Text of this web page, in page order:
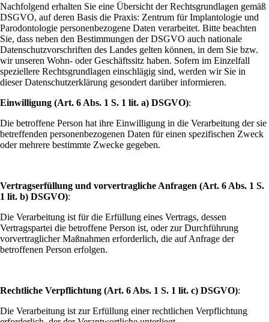
Nachfolgend erhalten Sie eine Übersicht der Rechtsgrundlagen gemäß
DSGVO, auf deren Basis die Praxis: Zentrum für Implantologie und
Parodontologie personenbezogene Daten verarbeitet. Bitte beachten
Sie, dass neben den Bestimmungen der DSGVO auch nationale
Datenschutzvorschriften des Landes gelten können, in dem Sie bzw.
wir unseren Wohn- oder Geschäftssitz haben. Sofern im Einzelfall
speziellere Rechtsgrundlagen einschlägig sind, werden wir Sie in
dieser Datenschutzerklärung gesondert darüber informieren.
Einwilligung (Art. 6 Abs. 1 S. 1 lit. a) DSGVO):
Die betroffene Person hat ihre Einwilligung in die Verarbeitung der sie
betreffenden personenbezogenen Daten für einen spezifischen Zweck
oder mehrere bestimmte Zwecke gegeben.
Vertragserfüllung und vorvertragliche Anfragen (Art. 6 Abs. 1 S.
1 lit. b) DSGVO):
Die Verarbeitung ist für die Erfüllung eines Vertrags, dessen
Vertragspartei die betroffene Person ist, oder zur Durchführung
vorvertraglicher Maßnahmen erforderlich, die auf Anfrage der
betroffenen Person erfolgen.
Rechtliche Verpflichtung (Art. 6 Abs. 1 S. 1 lit. c) DSGVO):
Die Verarbeitung ist zur Erfüllung einer rechtlichen Verpflichtung